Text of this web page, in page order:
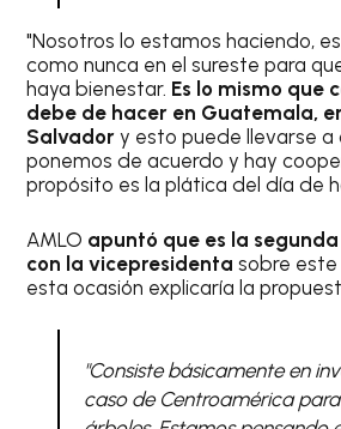
"Nosotros lo estamos haciendo,
como nunca en el sureste para
haya bienestar. Es lo mismo que
debe de hacer en Guatemala,
Salvadory esto puede llevarse a
ponemos de acuerdo y hay
propósito es la plática del día de
AMLO apuntó que es la
con la vicepresidenta sobre
esta ocasión explicaría la
"Consiste básicamente en
caso de Centroamérica